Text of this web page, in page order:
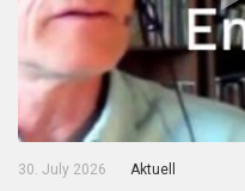
30. July 2026 Aktuell